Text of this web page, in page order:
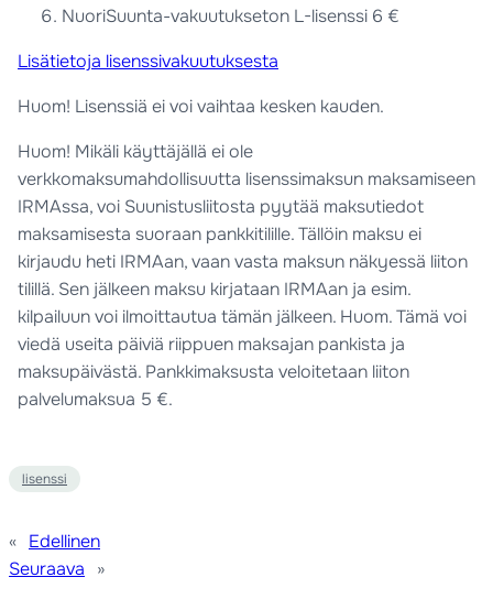
NuoriSuunta-vakuutukseton L-lisenssi 6 €
Lisätietoja lisenssivakuutuksesta
Huom! Lisenssiä ei voi vaihtaa kesken kauden.
Huom! Mikäli käyttäjällä ei ole
verkkomaksumahdollisuutta lisenssimaksun maksamiseen
IRMAssa, voi Suunistusliitosta pyytää maksutiedot
maksamisesta suoraan pankkitilille. Tällöin maksu ei
kirjaudu heti IRMAan, vaan vasta maksun näkyessä liiton
tilillä. Sen jälkeen maksu kirjataan IRMAan ja esim.
kilpailuun voi ilmoittautua tämän jälkeen. Huom. Tämä voi
viedä useita päiviä riippuen maksajan pankista ja
maksupäivästä. Pankkimaksusta veloitetaan liiton
palvelumaksua 5 €.
lisenssi
« Edellinen
Seuraava
»